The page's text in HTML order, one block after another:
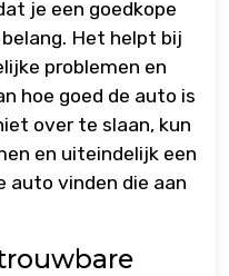
je een goedkope
Het helpt bij
problemen en
hoe goed de auto is
over te slaan, kun
en uiteindelijk een
auto vinden die aan